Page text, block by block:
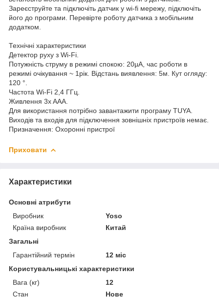
Зареєструйте та підключіть датчик у wi-fi мережу, підключіть
його до програми. Перевірте роботу датчика з мобільним
додатком.
Технічні характеристики
Детектор руху з Wi-Fi.
Потужність струму в режимі спокою: 20µA, час роботи в
режимі очікування ~ 1рік. Відстань виявлення: 5м. Кут огляду:
120 °.
Частота Wi-Fi 2,4 ГГц.
Живлення 3x AAA.
Для використання потрібно завантажити програму TUYA.
Виходів та входів для підключення зовнішніх пристроїв немає.
Призначення: Охоронні пристрої
Приховати
Характеристики
Основні атрибути
Виробник
Yoso
Країна виробник
Китай
Загальні
Гарантійний термін
12 міс
Користувальницькі характеристики
Вага (кг)
12
Стан
Нове